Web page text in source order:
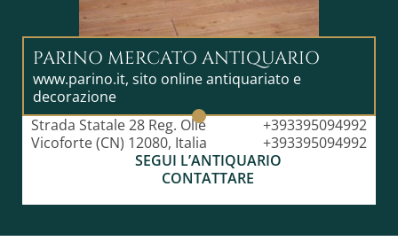
PARINO MERCATO ANTIQUARIO
www.parino.it, sito online antiquariato e
decorazione
Strada Statale 28 Reg. Olle
Vicoforte (CN) 12080, Italia
+393395094992
+393395094992
SEGUI L’ANTIQUARIO
CONTATTARE